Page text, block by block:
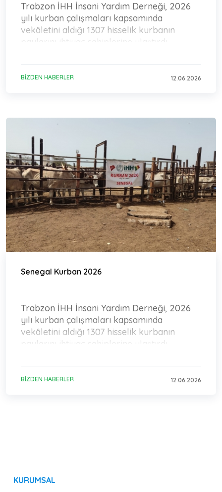
Trabzon İHH İnsani Yardım Derneği, 2026
yılı kurban çalışmaları kapsamında
vekâletini aldığı 1307 hisselik kurbanın
paylarını ihtiyaç sahiplerine ulaştırdı.
BIZDEN HABERLER 12.06.2026
Senegal Kurban 2026
Trabzon İHH İnsani Yardım Derneği, 2026
yılı kurban çalışmaları kapsamında
vekâletini aldığı 1307 hisselik kurbanın
paylarını ihtiyaç sahiplerine ulaştırdı.
BIZDEN HABERLER 12.06.2026
KURUMSAL